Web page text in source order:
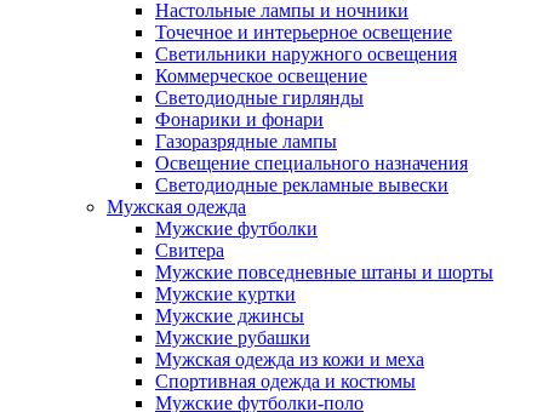
Настольные лампы и ночники
Точечное и интерьерное освещение
Светильники наружного освещения
Коммерческое освещение
Светодиодные гирлянды
Фонарики и фонари
Газоразрядные лампы
Освещение специального назначения
Светодиодные рекламные вывески
Мужская одежда
Мужские футболки
Свитера
Мужские повседневные штаны и шорты
Мужские куртки
Мужские джинсы
Мужские рубашки
Мужская одежда из кожи и меха
Спортивная одежда и костюмы
Мужские футболки-поло